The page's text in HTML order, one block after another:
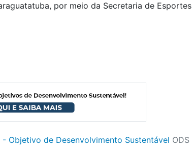
por meio da Secretaria de Esportes
- Objetivo de Desenvolvimento Sustentável ODS